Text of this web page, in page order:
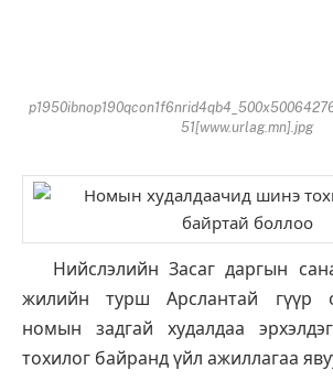
51[www.urlag.mn].jpg
Нийслэлийн Засаг даргын
жилийн турш Арслантай гүүр
номын задгай худалдаа
тохилог байранд үйл ажиллагаа